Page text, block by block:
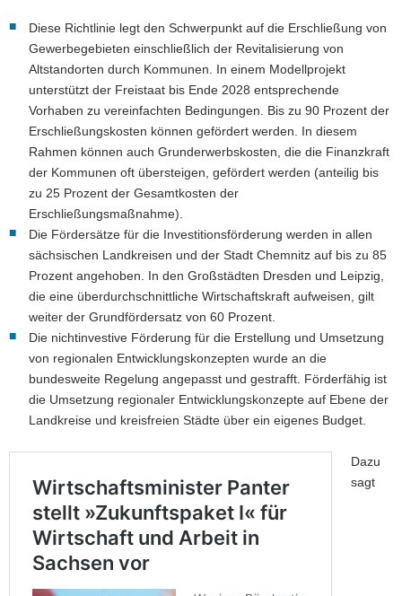
Diese Richtlinie legt den Schwerpunkt auf die Erschließung von
Gewerbegebieten einschließlich der Revitalisierung von
Altstandorten durch Kommunen. In einem Modellprojekt
unterstützt der Freistaat bis Ende 2028 entsprechende
Vorhaben zu vereinfachten Bedingungen. Bis zu 90 Prozent der
Erschließungskosten können gefördert werden. In diesem
Rahmen können auch Grunderwerbskosten, die die Finanzkraft
der Kommunen oft übersteigen, gefördert werden (anteilig bis
zu 25 Prozent der Gesamtkosten der
Erschließungsmaßnahme).
Die Fördersätze für die Investitionsförderung werden in allen
sächsischen Landkreisen und der Stadt Chemnitz auf bis zu 85
Prozent angehoben. In den Großstädten Dresden und Leipzig,
die eine überdurchschnittliche Wirtschaftskraft aufweisen, gilt
weiter der Grundfördersatz von 60 Prozent.
Die nichtinvestive Förderung für die Erstellung und Umsetzung
von regionalen Entwicklungskonzepten wurde an die
bundesweite Regelung angepasst und gestrafft. Förderfähig ist
die Umsetzung regionaler Entwicklungskonzepte auf Ebene der
Landkreise und kreisfreien Städte über ein eigenes Budget.
Dazu
sagt